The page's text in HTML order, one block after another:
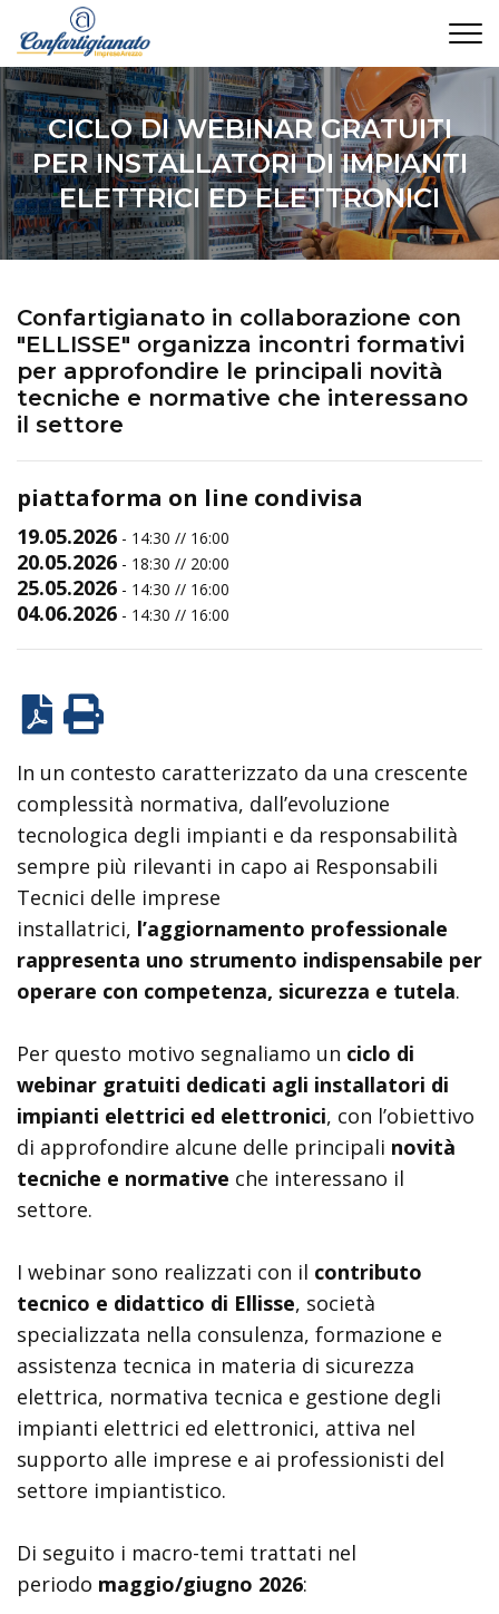
CICLO DI WEBINAR GRATUITI
PER INSTALLATORI DI IMPIANTI
ELETTRICI ED ELETTRONICI
Confartigianato in collaborazione con
"ELLISSE" organizza incontri formativi
per approfondire le principali novità
tecniche e normative che interessano
il settore
piattaforma on line condivisa
19.05.2026 - 14:30 // 16:00
20.05.2026 - 18:30 // 20:00
25.05.2026 - 14:30 // 16:00
04.06.2026 - 14:30 // 16:00
In un contesto caratterizzato da una crescente
complessità normativa, dall’evoluzione
tecnologica degli impianti e da responsabilità
sempre più rilevanti in capo ai Responsabili
Tecnici delle imprese
installatrici, l’aggiornamento professionale
rappresenta uno strumento indispensabile per
operare con competenza, sicurezza e tutela.
Per questo motivo segnaliamo un ciclo di
webinar gratuiti dedicati agli installatori di
impianti elettrici ed elettronici, con l’obiettivo
di approfondire alcune delle principali novità
tecniche e normative che interessano il
settore.
I webinar sono realizzati con il contributo
tecnico e didattico di Ellisse, società
specializzata nella consulenza, formazione e
assistenza tecnica in materia di sicurezza
elettrica, normativa tecnica e gestione degli
impianti elettrici ed elettronici, attiva nel
supporto alle imprese e ai professionisti del
settore impiantistico.
Di seguito i macro-temi trattati nel
periodo maggio/giugno 2026: